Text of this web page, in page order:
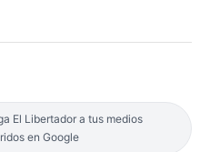
El Libertador a tus medios
en Google